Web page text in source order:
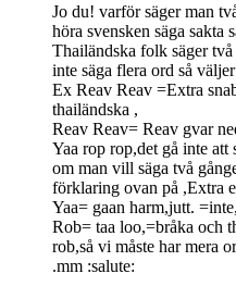
Jo du! varför säger man
höra svensken säga sakta
Thailändska folk säger
inte säga flera ord så
Ex Reav Reav =Extra
thailändska ,
Reav Reav= Reav gvar
Yaa rop rop,det gå inte att
om man vill säga två
förklaring ovan på ,Extra
Yaa= gaan harm,jutt.
Rob= taa loo,=bråka och
rob,så vi måste har mera
.mm :salute: